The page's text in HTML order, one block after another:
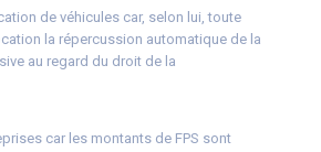
de véhicules car, selon lui, toute
la répercussion automatique de la
au regard du droit de la
car les montants de FPS sont